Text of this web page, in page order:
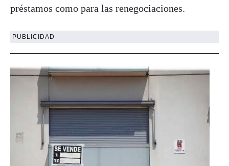
préstamos como para las renegociaciones.
PUBLICIDAD